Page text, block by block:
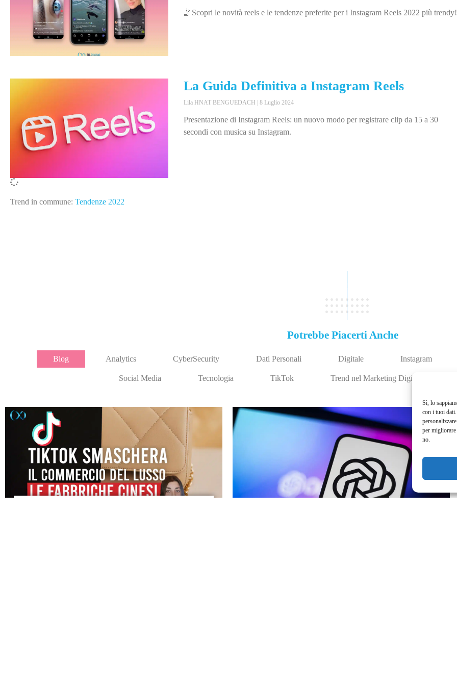
Sì, lo
con i tuoi
per migliorare
no.
🤳Scopri le novità reels e le tendenze preferite per i Instagram Reels 2022 più trendy!
La Guida Definitiva a Instagram Reels
Lila HNAT BENGUEDACH 8 Luglio 2024
Presentazione di Instagram Reels: un nuovo modo per registrare clip da 15 a 30
secondi con musica su Instagram.
Trend in commune: Tendenze 2022
Potrebbe Piacerti Anche
Blog Analytics CyberSecurity Dati Personali Digitale Instagram
Social Media Tecnologia TikTok Trend nel Marketing Digitale